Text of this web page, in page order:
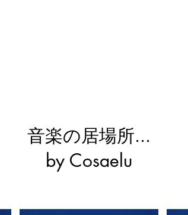
音楽の居場所...
by Cosaelu